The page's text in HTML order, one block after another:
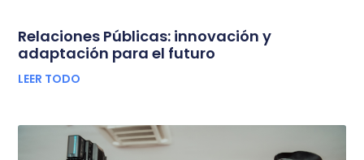
Relaciones Públicas: innovación y
adaptación para el futuro
LEER TODO